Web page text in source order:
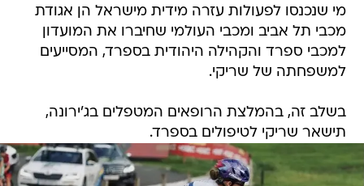
מי שנכנסו לפעולות עזרה מידית מישראל הן אגודת
מכבי תל אביב ומכבי העולמי שחיברו את המועדון
למכבי ספרד והקהילה היהודית בספרד, המסייעים
למשפחתה של שריקי.
בשלב זה, בהמלצת הרופאים המטפלים בג'ירונה,
תישאר שריקי לטיפולים בספרד.